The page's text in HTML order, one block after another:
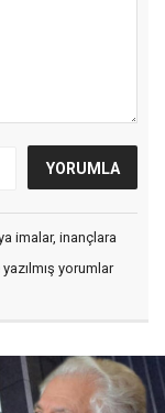
imalar, inançlara
yorumlar